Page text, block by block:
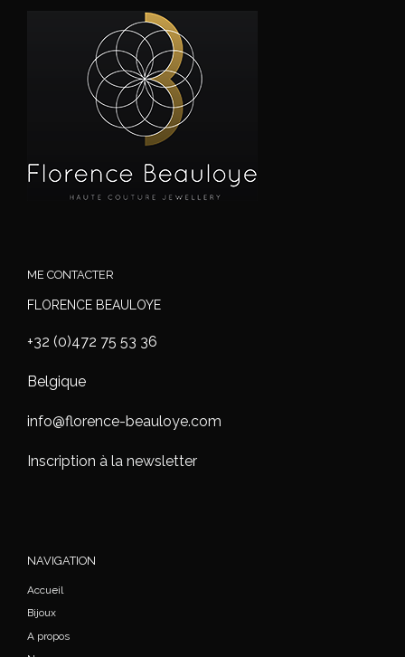
ME CONTACTER
FLORENCE BEAULOYE
+32 (0)472 75 53 36
Belgique
info@florence-beauloye.com
Inscription à la newsletter
NAVIGATION
Accueil
Bijoux
A propos